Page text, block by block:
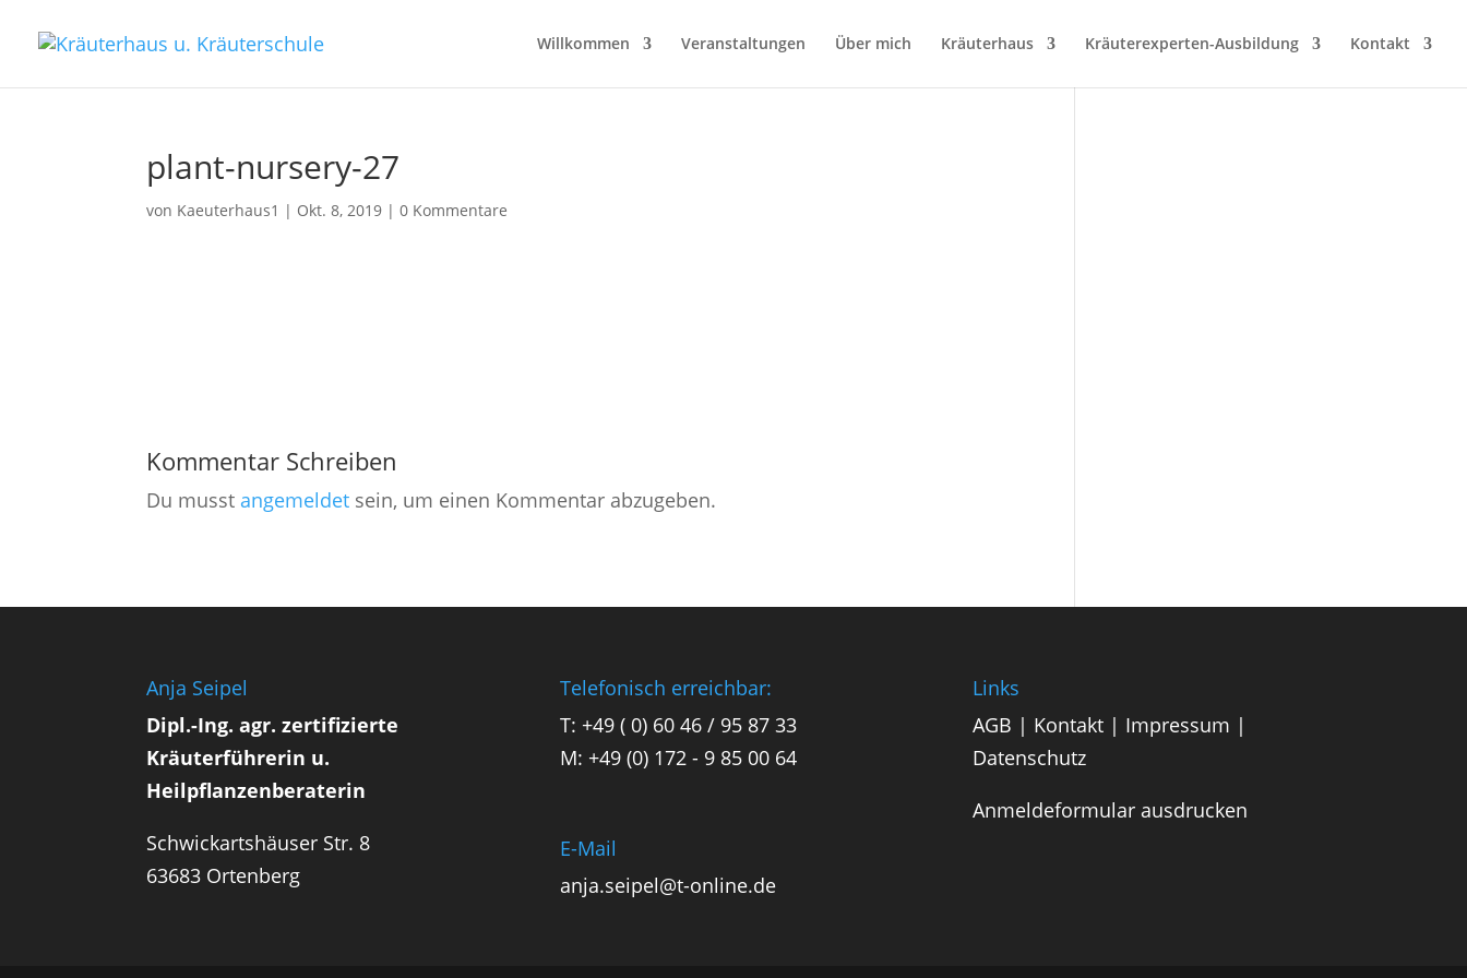
Willkommen Veranstaltungen Über mich Kräuterhaus Kräuterexperten-Ausbildung Kontakt
plant-nursery-27
von Kaeuterhaus1 | Okt. 8, 2019 |0 Kommentare
Kommentar Schreiben
Du musst angemeldet sein, um einen Kommentar abzugeben.
Anja Seipel
Dipl.-Ing. agr. zertifizierte
Kräuterführerin u.
Heilpflanzenberaterin
Schwickartshäuser Str. 8
63683 Ortenberg
Telefonisch erreichbar:
T: +49 ( 0) 60 46 / 95 87 33
M: +49 (0) 172 - 9 85 00 64
E-Mail
anja.seipel@t-online.de
Links
AGB | Kontakt| Impressum |
Datenschutz
Anmeldeformular ausdrucken